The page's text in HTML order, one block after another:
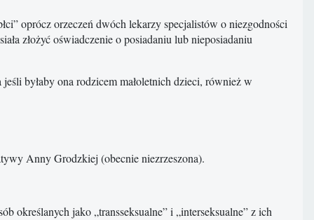
oprócz orzeczeń dwóch lekarzy specjalistów o niezgodności
złożyć oświadczenie o posiadaniu lub nieposiadaniu
byłaby ona rodzicem małoletnich dzieci, również w
Anny Grodzkiej (obecnie niezrzeszona).
określanych jako „transseksualne” i „interseksualne” z ich